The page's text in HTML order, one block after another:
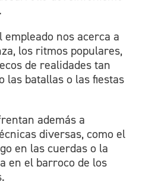
nos acerca a
los ritmos populares,
de realidades tan
las batallas o las fiestas
además a
diversas, como el
en las cuerdas o la
en el barroco de los